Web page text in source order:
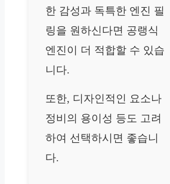
한 감성과 독특한 엔진 필
링을 원하신다면 공랭식
엔진이 더 적합할 수 있습
니다.
또한, 디자인적인 요소나
정비의 용이성 등도 고려
하여 선택하시면 좋습니
다.